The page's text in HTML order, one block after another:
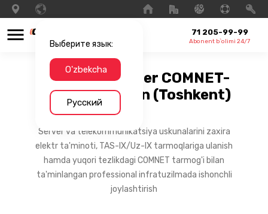
Выберите язык:
O'zbekcha
Русский
71 205-99-99
Abonent b`olimi 24/7
Mini Data Center COMNET-
dagi Colocation (Toshkent)
Server va telekommunikatsiya uskunalarini zaxira
elektr ta'minoti, TAS-IX/Uz-IX tarmoqlariga ulanish
hamda yuqori tezlikdagi COMNET tarmog'i bilan
ta'minlangan professional infratuzilmada ishonchli
joylashtirish